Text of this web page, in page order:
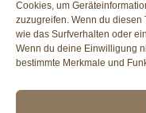
Cookies, um
zuzugreifen. Wenn du diesen
wie das Surfverhalten oder
Wenn du deine Einwilligung
bestimmte Merkmale und